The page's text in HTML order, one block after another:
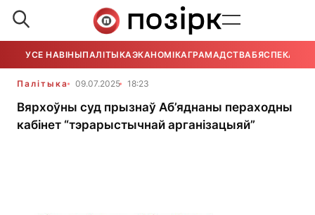
УСЕ НАВІНЫПАЛІТЫКАЭКАНОМІКАГРАМАДСТВАБЯСПЕКА
Палітыка 09.07.2025 18:23
Вярхоўны суд прызнаў Аб’яднаны пераходны
кабінет “тэрарыстычнай арганізацыяй”